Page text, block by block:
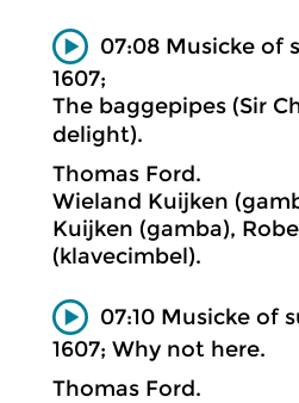
07:08 Musicke of
1607;
The baggepipes (Sir
delight).
Thomas Ford.
Wieland Kuijken
Kuijken (gamba),
(klavecimbel).
07:10 Musicke of
1607; Why not here.
Thomas Ford.